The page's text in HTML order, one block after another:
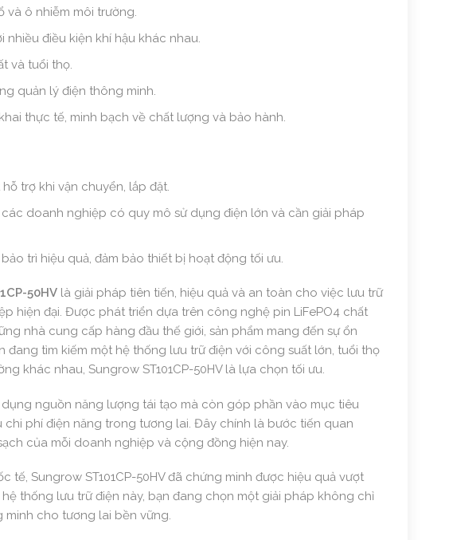
và ô nhiễm môi trường.
điều kiện khí hậu khác nhau.
và tuổi thọ.
quản lý điện thông minh.
thực tế, minh bạch về chất lượng và bảo hành.
trợ khi vận chuyển, lắp đặt.
doanh nghiệp có quy mô sử dụng điện lớn và cần giải pháp
trì hiệu quả, đảm bảo thiết bị hoạt động tối ưu.
50HV là giải pháp tiên tiến, hiệu quả và an toàn cho việc lưu trữ
hiện đại. Được phát triển dựa trên công nghệ pin LiFePO4 chất
nhà cung cấp hàng đầu thế giới, sản phẩm mang đến sự ổn
đang tìm kiếm một hệ thống lưu trữ điện với công suất lớn, tuổi thọ
khác nhau, Sungrow ST101CP-50HV là lựa chọn tối ưu.
nguồn năng lượng tái tạo mà còn góp phần vào mục tiêu
phí điện năng trong tương lai. Đây chính là bước tiến quan
của mỗi doanh nghiệp và cộng đồng hiện nay.
Sungrow ST101CP-50HV đã chứng minh được hiệu quả vượt
thống lưu trữ điện này, bạn đang chọn một giải pháp không chỉ
cho tương lai bền vững.